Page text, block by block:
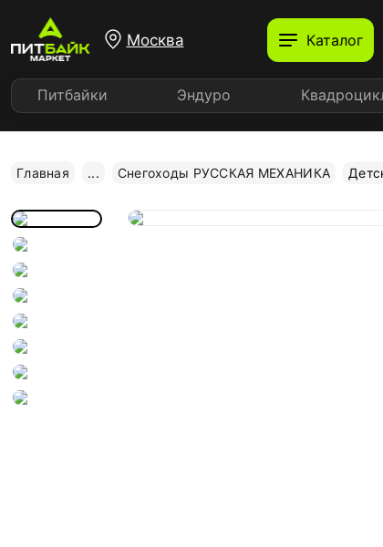
Москва Каталог
Питбайки Эндуро
Главная ... Снегоходы РУССКАЯ МЕХАНИКА